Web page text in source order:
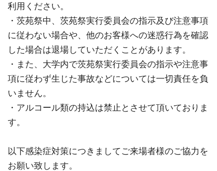
利用ください。
・茨苑祭中、茨苑祭実行委員会の指示及び注意事項
に従わない場合や、他のお客様への迷惑行為を確認
した場合は退場していただくことがあります。
・また、大学内で茨苑祭実行委員会の指示や注意事
項に従わず生じた事故などについては一切責任を負
いません。
・アルコール類の持込は禁止とさせて頂いておりま
す。
以下感染症対策につきましてご来場者様のご協力を
お願い致します。